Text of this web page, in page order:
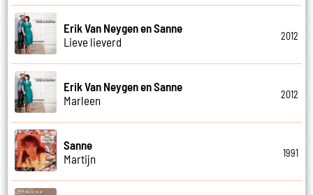
Erik Van Neygen en Sanne
Lieve lieverd
2012
Erik Van Neygen en Sanne
Marleen
2012
Sanne
Martijn
1991